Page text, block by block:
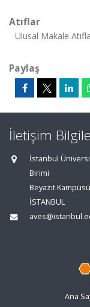
Atıflar
Ulusal Makale
Paylaş
İletişim
İstanbul
Birimi
Beyazıt
İSTANBUL
Ana